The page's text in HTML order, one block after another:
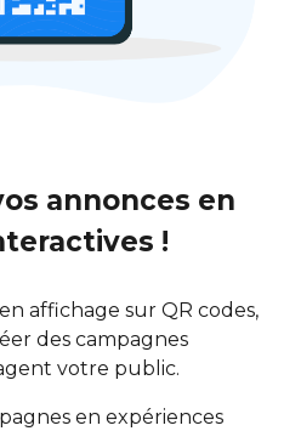
annonces en
!
affichage sur QR codes,
des campagnes
votre public.
en expériences